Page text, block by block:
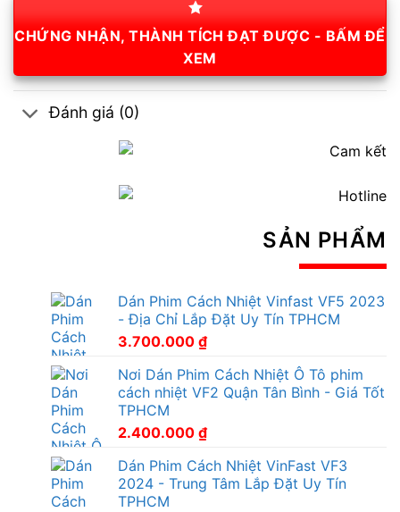
CHỨNG NHẬN, THÀNH TÍCH ĐẠT ĐƯỢC - BẤM ĐỂ
XEM
Đánh giá (0)
SẢN PHẨM
Dán Phim Cách Nhiệt Vinfast VF5 2023
- Địa Chỉ Lắp Đặt Uy Tín TPHCM
3.700.000 ₫
Nơi Dán Phim Cách Nhiệt Ô Tô phim
cách nhiệt VF2 Quận Tân Bình - Giá Tốt
TPHCM
2.400.000 ₫
Dán Phim Cách Nhiệt VinFast VF3
2024 - Trung Tâm Lắp Đặt Uy Tín
TPHCM